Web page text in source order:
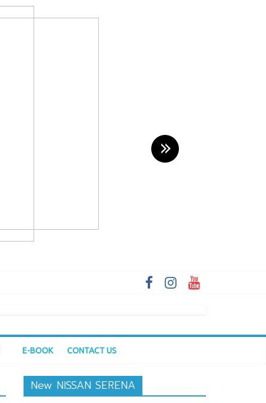
E-BOOK CONTACT US
New NISSAN SERENA